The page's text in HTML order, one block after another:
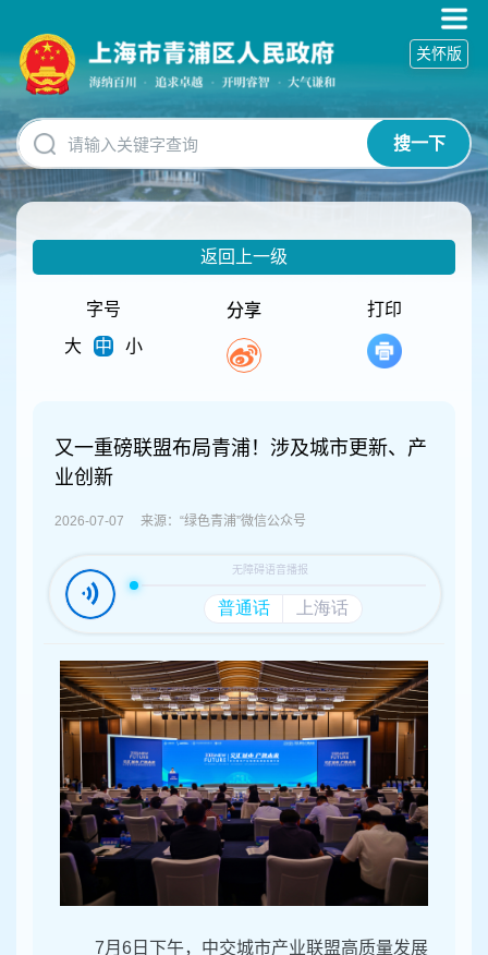
碍
操
明
跳
转
到
网
搜一下
关怀版
返回上一级
字号
大
中 小
分享 打印
又一重磅联盟布局青浦！涉及城市更新、产
业创新
2026-07-07 来源：“绿色青浦”微信公众号
7月6日下午，中交城市产业联盟高质量发展